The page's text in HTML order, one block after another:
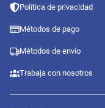
Política de privacidad
Métodos de pago
Métodos de envío
Trabaja con nosotros